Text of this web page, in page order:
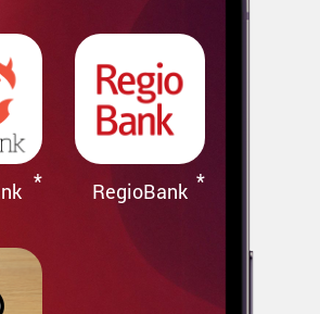
RegioBank